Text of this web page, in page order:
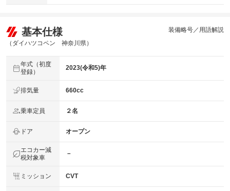
基本仕様
（ダイハツコペン 神奈川県）
装備略号／用語解説
年式（初度
登録）
2023(令和5)年
排気量 660cc
乗車定員 ２名
ドア オープン
エコカー減
税対象車
－
ミッション CVT